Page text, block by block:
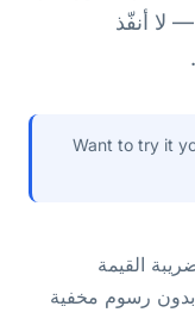
لا أنفّذ
Want to try it
القيمة
بدون رسوم مخفية